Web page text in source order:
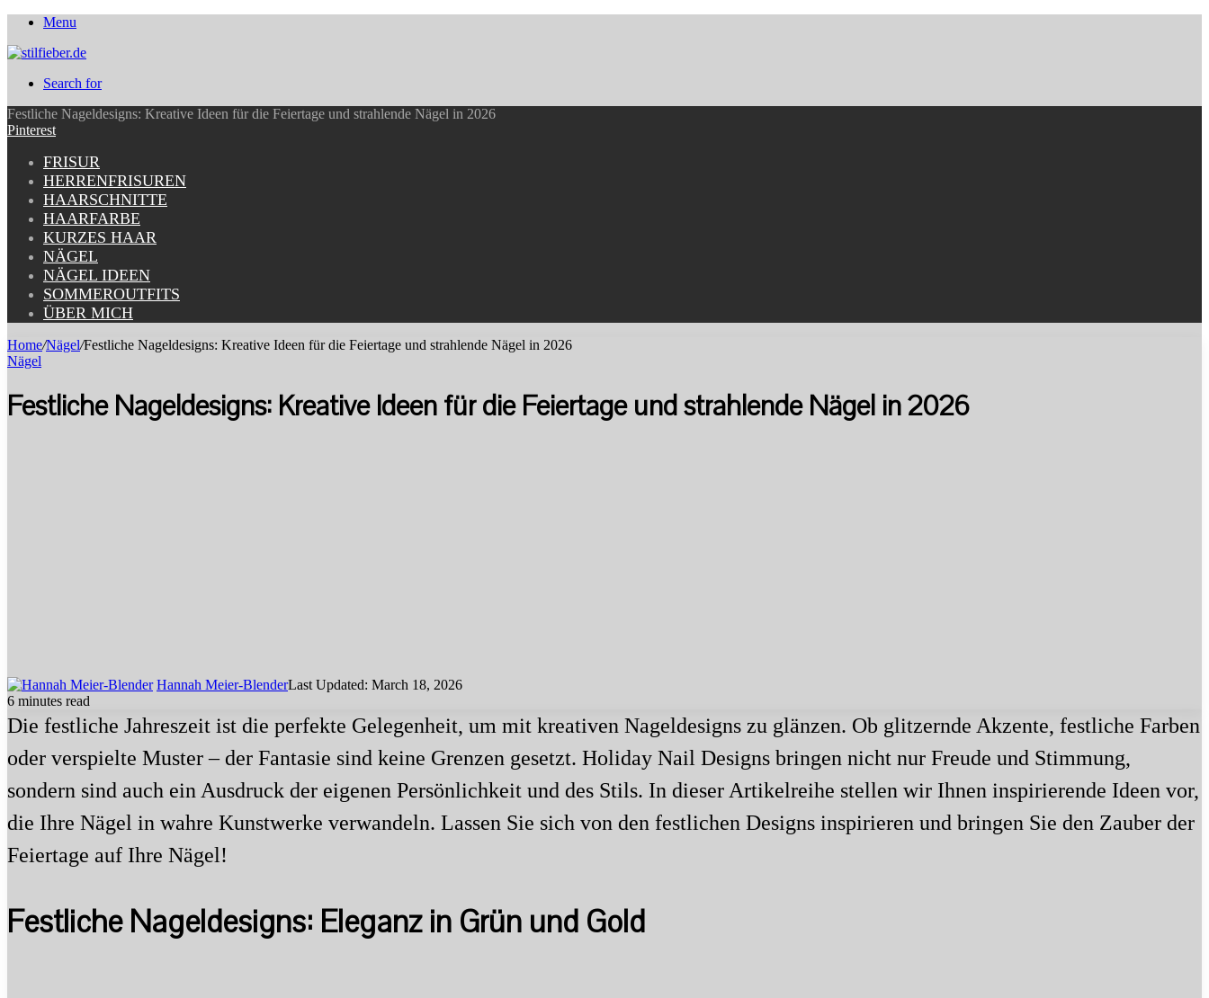
Menu
Search for
Festliche Nageldesigns: Kreative Ideen für die Feiertage und strahlende Nägel in 2026
Pinterest
FRISUR
HERRENFRISUREN
HAARSCHNITTE
HAARFARBE
KURZES HAAR
NÄGEL
NÄGEL IDEEN
SOMMEROUTFITS
ÜBER MICH
Home/Nägel/Festliche Nageldesigns: Kreative Ideen für die Feiertage und strahlende Nägel in 2026
Nägel
Festliche Nageldesigns: Kreative Ideen für die Feiertage und strahlende Nägel in 2026
Hannah Meier-BlenderLast Updated: March 18, 2026
6 minutes read
Die festliche Jahreszeit ist die perfekte Gelegenheit, um mit kreativen Nageldesigns zu glänzen. Ob glitzernde Akzente, festliche Farben
oder verspielte Muster – der Fantasie sind keine Grenzen gesetzt. Holiday Nail Designs bringen nicht nur Freude und Stimmung,
sondern sind auch ein Ausdruck der eigenen Persönlichkeit und des Stils. In dieser Artikelreihe stellen wir Ihnen inspirierende Ideen vor,
die Ihre Nägel in wahre Kunstwerke verwandeln. Lassen Sie sich von den festlichen Designs inspirieren und bringen Sie den Zauber der
Feiertage auf Ihre Nägel!
Festliche Nageldesigns: Eleganz in Grün und Gold